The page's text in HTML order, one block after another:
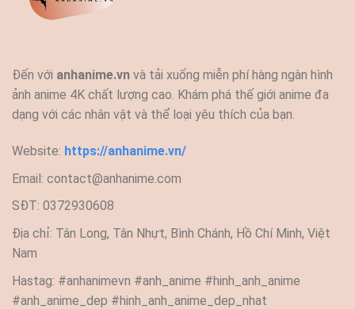
Đến với anhanime.vn và tải xuống miễn phí hàng ngàn hình
ảnh anime 4K chất lượng cao. Khám phá thế giới anime đa
dạng với các nhân vật và thể loại yêu thích của bạn.
Website: https://anhanime.vn/
Email: contact@anhanime.com
SĐT: 0372930608
Địa chỉ: Tân Long, Tân Nhựt, Bình Chánh, Hồ Chí Minh, Việt
Nam
Hastag: #anhanimevn #anh_anime #hinh_anh_anime
#anh_anime_dep #hinh_anh_anime_dep_nhat